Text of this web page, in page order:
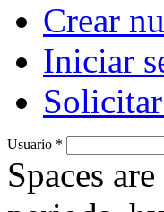
Crear
Iniciar
Usuario *
Spaces